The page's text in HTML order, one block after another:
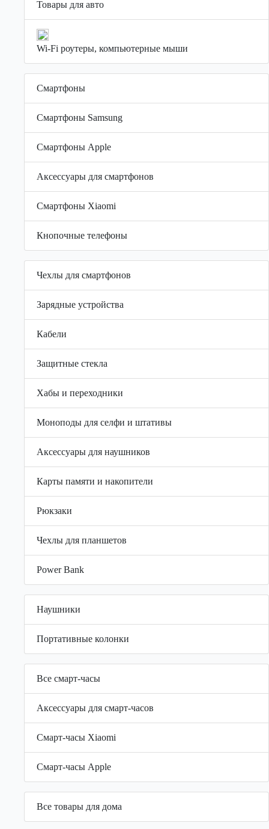
Товары для авто
Wi-Fi роутеры, компьютерные мыши
Смартфоны
Смартфоны Samsung
Смартфоны Apple
Аксессуары для смартфонов
Смартфоны Xiaomi
Кнопочные телефоны
Чехлы для смартфонов
Зарядные устройства
Кабели
Защитные стекла
Хабы и переходники
Моноподы для селфи и штативы
Аксессуары для наушников
Карты памяти и накопители
Рюкзаки
Чехлы для планшетов
Power Bank
Наушники
Портативные колонки
Все смарт-часы
Аксессуары для смарт-часов
Смарт-часы Xiaomi
Смарт-часы Apple
Все товары для дома